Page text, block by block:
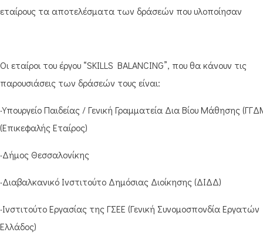
εταίρους τα αποτελέσματα των δράσεών που υλοποίησαν
Οι εταίροι του έργου “SKILLS BALANCING”, που θα κάνουν τις
παρουσιάσεις των δράσεών τους είναι:
·Υπουργείο Παιδείας / Γενική Γραμματεία Δια Βίου Μάθησης
(Επικεφαλής Εταίρος)
·Δήμος Θεσσαλονίκης
·Διαβαλκανικό Ινστιτούτο Δημόσιας Διοίκησης (ΔΙΔΔ)
·Ινστιτούτο Εργασίας της ΓΣΕΕ (Γενική Συνομοσπονδία Εργατών
Ελλάδος)